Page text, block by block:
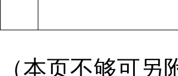
（本页不够可另